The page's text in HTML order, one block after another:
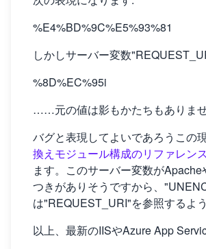
%E4%BD%9C%E5%93%81
しかしサーバー変数
%8D%EC%95i
……元の値は影もかたちもありま
バグと表現してよいであろうこの
換えモジュール構成のリファレンス
ます。このサーバー変数が
つきがありそうですから、
は"REQUEST_URI"を参照するよ
以上、最新のIISやAzure App